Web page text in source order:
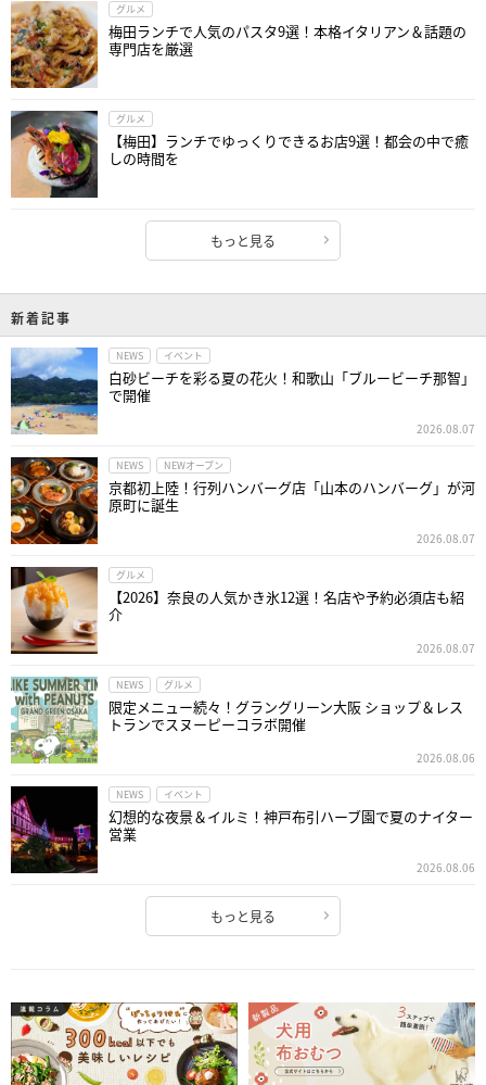
グルメ
梅田ランチで人気のパスタ9選！本格イタリアン＆話題の
専門店を厳選
グルメ
【梅田】ランチでゆっくりできるお店9選！都会の中で癒
しの時間を
もっと見る
新着記事
NEWS イベント
白砂ビーチを彩る夏の花火！和歌山「ブルービーチ那智」
で開催
2026.08.07
NEWS NEWオープン
京都初上陸！行列ハンバーグ店「山本のハンバーグ」が河
原町に誕生
2026.08.07
グルメ
【2026】奈良の人気かき氷12選！名店や予約必須店も紹
介
2026.08.07
NEWS グルメ
限定メニュー続々！グラングリーン大阪 ショップ＆レス
トランでスヌーピーコラボ開催
2026.08.06
NEWS イベント
幻想的な夜景＆イルミ！神戸布引ハーブ園で夏のナイター
営業
2026.08.06
もっと見る